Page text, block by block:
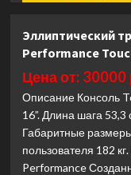
тренажер
Spirit
Fitness
CE800+
(Лучшая
цена)
Эллиптический
Performance
Цена от: 30000
Описание Консоль
16”. Длина шага 53,3
Габаритные
пользователя 182
Performance